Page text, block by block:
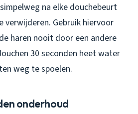
na elke douchebeurt
verwijderen. Gebruik hiervoor
haren nooit door een andere
30 seconden heet water
weg te spoelen.
onderhoud